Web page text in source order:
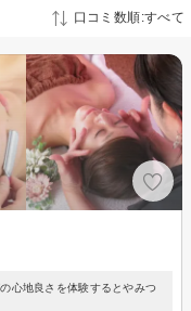
口コミ数順:すべて
心地良さを体験するとやみつ